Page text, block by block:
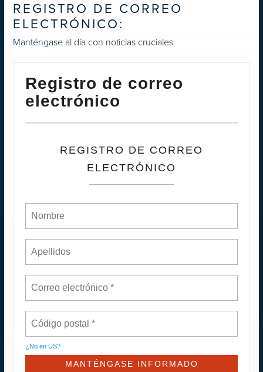
REGISTRO DE CORREO
ELECTRÓNICO:
Manténgase al día con noticias cruciales
Registro de correo
electrónico
REGISTRO DE CORREO
ELECTRÓNICO
¿No en US?